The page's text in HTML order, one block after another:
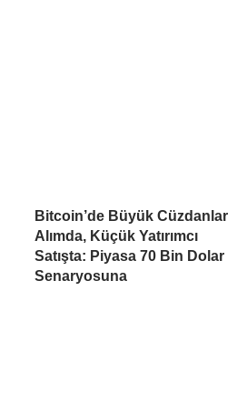
Bitcoin’de Büyük Cüzdanlar
Alımda, Küçük Yatırımcı
Satışta: Piyasa 70 Bin Dolar
Senaryosuna